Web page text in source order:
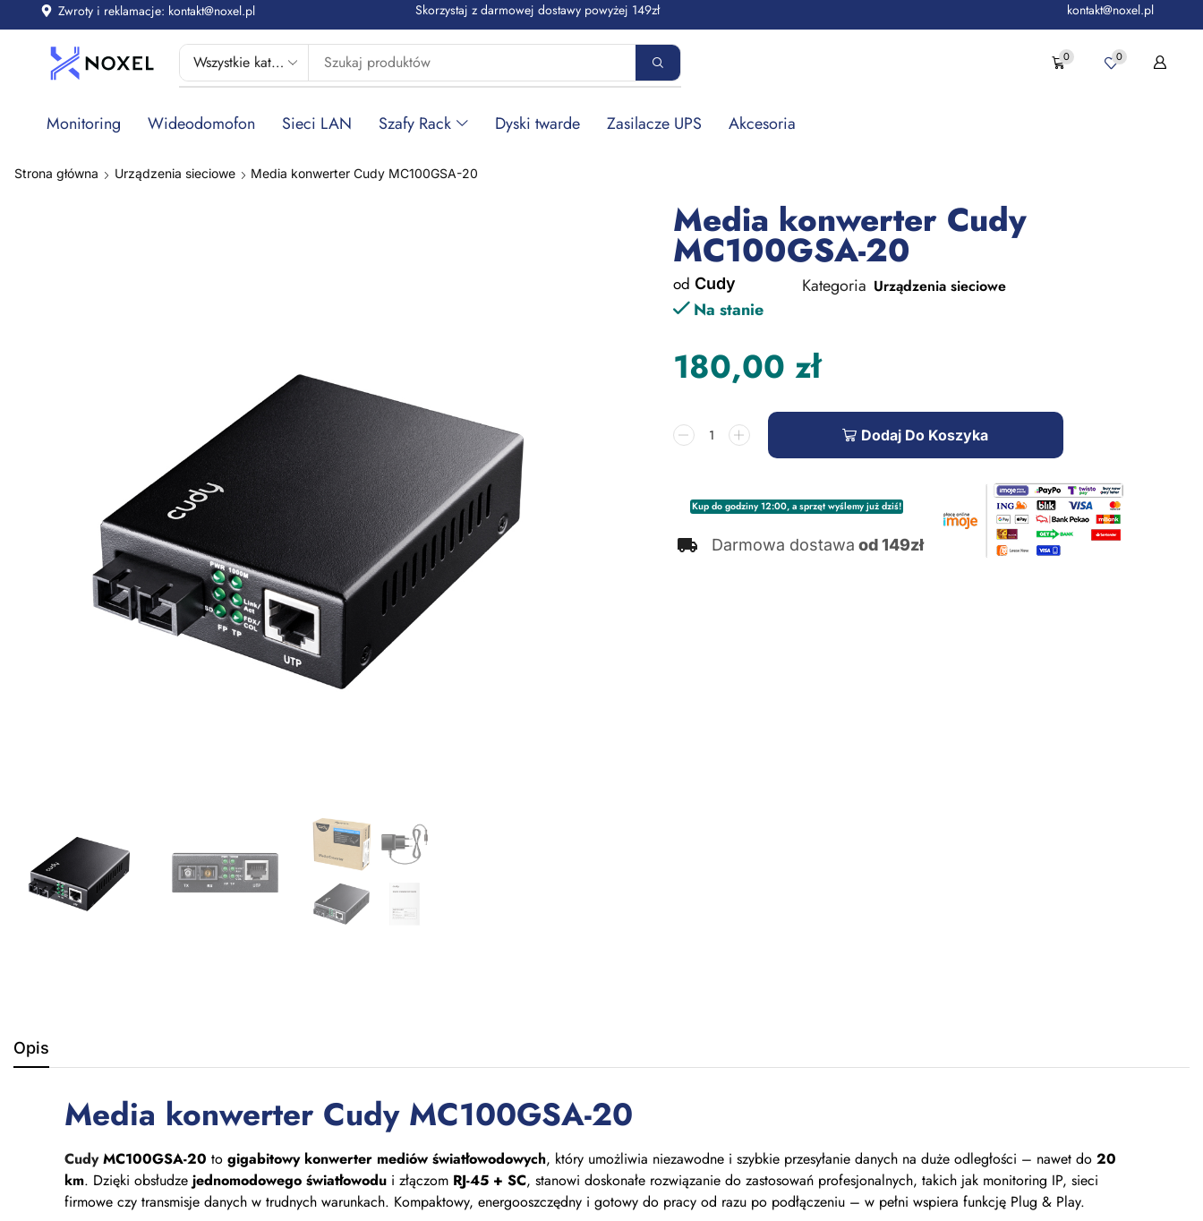
Zwroty i reklamacje: kontakt@noxel.pl Skorzystaj z darmowej dostawy powyżej 149zł kontakt@noxel.pl
0 0
Monitoring Wideodomofon Sieci LAN Szafy Rack Dyski twarde Zasilacze UPS Akcesoria
Strona główna Urządzenia sieciowe Media konwerter Cudy MC100GSA-20
Media konwerter Cudy
MC100GSA-20
od Cudy Kategoria Urządzenia sieciowe
Na stanie
180,00 zł
Dodaj Do Koszyka
Kup do godziny 12:00, a sprzęt wyślemy już dziś!
Darmowa dostawa od 149zł
Opis
Media konwerter Cudy MC100GSA-20
CudyMC100GSA-20 to gigabitowy konwerter mediów światłowodowych, który umożliwia niezawodne i szybkie przesyłanie danych na duże odległości – nawet do 20
km. Dzięki obsłudze jednomodowego światłowodu i złączom RJ-45 + SC, stanowi doskonałe rozwiązanie do zastosowań profesjonalnych, takich jak monitoring IP, sieci
firmowe czy transmisje danych w trudnych warunkach. Kompaktowy, energooszczędny i gotowy do pracy od razu po podłączeniu – w pełni wspiera funkcję Plug & Play.